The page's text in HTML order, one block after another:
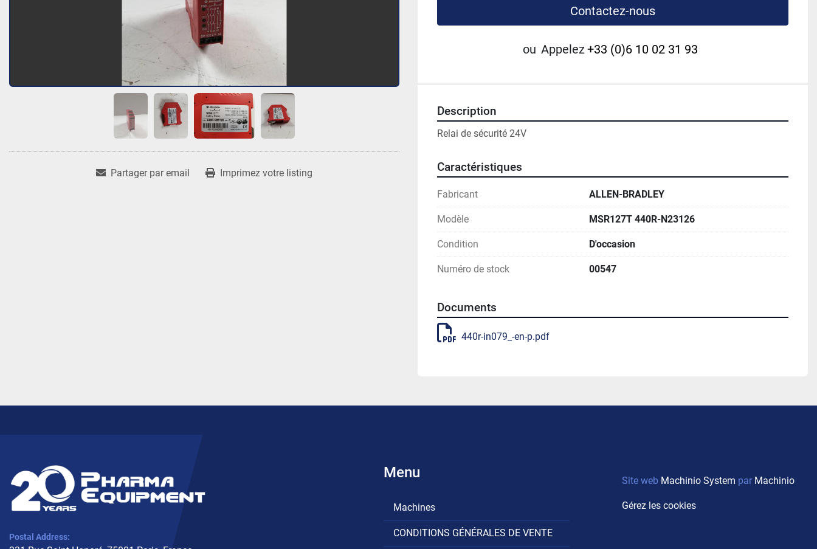
Partager par email Imprimez votre listing
Contactez-nous
ou Appelez+33 (0)6 10 02 31 93
Description
Relai de sécurité 24V
Caractéristiques
Fabricant ALLEN-BRADLEY
Modèle MSR127T 440R-N23126
Condition D'occasion
Numéro de stock 00547
Documents
440r-in079_-en-p.pdf
Postal Address:
Menu
Machines
CONDITIONS GÉNÉRALES DE VENTE
Site web Machinio System par Machinio
Gérez les cookies